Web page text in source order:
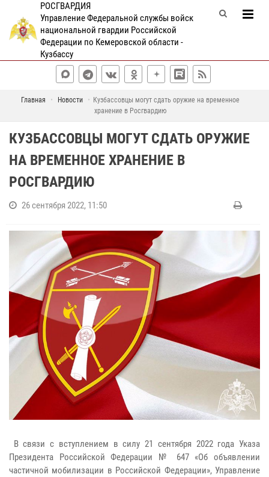
РОСГВАРДИЯ
Управление Федеральной службы войск
национальной гвардии Российской
Федерации по Кемеровской области -
Кузбассу
Главная Новости
Кузбассовцы могут сдать оружие на временное
хранение в Росгвардию
КУЗБАССОВЦЫ МОГУТ СДАТЬ ОРУЖИЕ
НА ВРЕМЕННОЕ ХРАНЕНИЕ В
РОСГВАРДИЮ
26 сентября 2022, 11:50
В связи с вступлением в силу 21 сентября 2022 года Указа
Президента Российской Федерации № 647 «Об объявлении
частичной мобилизации в Российской Федерации», Управление